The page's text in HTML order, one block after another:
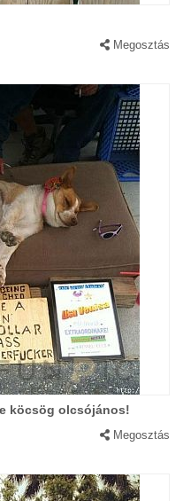
Megosztás
köcsög olcsójános!
Megosztás